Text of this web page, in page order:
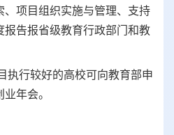
项目组织实施与管理、支持
告报省级教育行政部门和教
执行较好的高校可向教育部申
年会。